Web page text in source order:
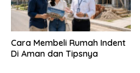
Cara Membeli Rumah Indent
Di Aman dan Tipsnya